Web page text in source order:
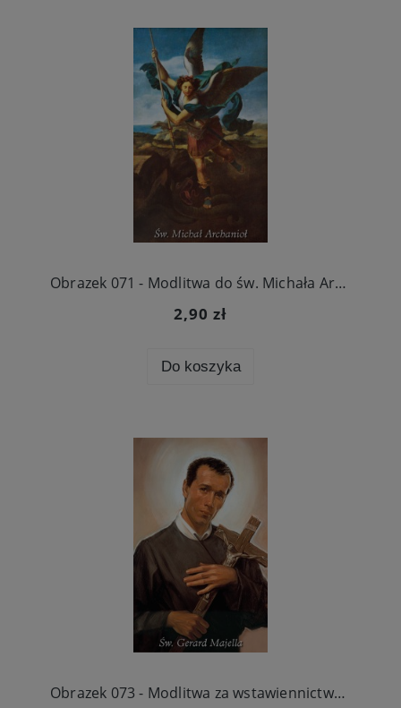
Obrazek 071 - Modlitwa do św. Michała Archanioła
2,90 zł
Do koszyka
Obrazek 073 - Modlitwa za wstawiennictwem św. Gerarda Majella